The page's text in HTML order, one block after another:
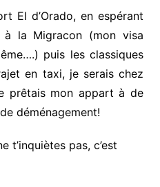
El d’Orado, en espérant
la Migracon (mon visa
puis les classiques
en taxi, je serais chez
prêtais mon appart à de
déménagement!
t’inquiètes pas, c’est